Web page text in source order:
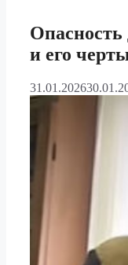
Опасность
и его
31.01.2026